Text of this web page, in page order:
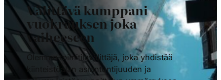
Välittävä kumppani
vuokrauksen joka
vaiheeseen
Olemme toimitilavälittäjä, joka yhdistää
kiinteistöalan asiantuntijuuden ja